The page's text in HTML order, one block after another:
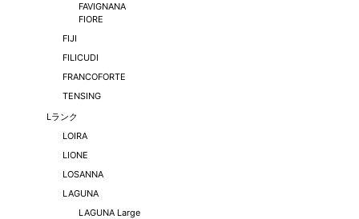
FAVIGNANA
FIORE
FIJI
FILICUDI
FRANCOFORTE
TENSING
Lランク
LOIRA
LIONE
LOSANNA
LAGUNA
LAGUNA Large